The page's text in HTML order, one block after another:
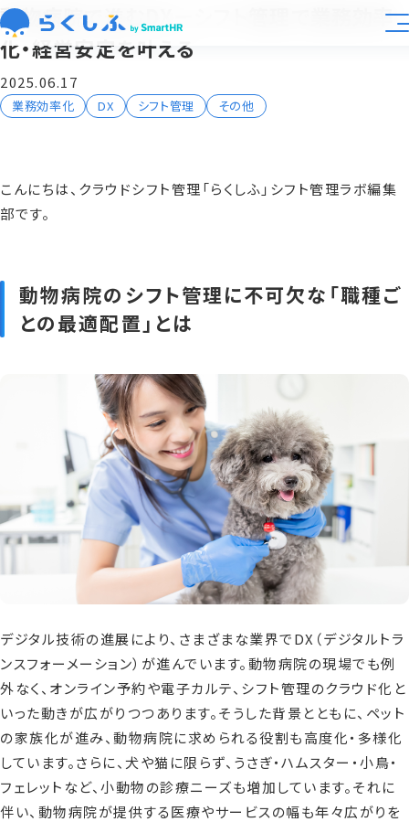
らくしふラボ お知らせ
業種別活用
大規模展開向け
機能
導入事例
資料ライブラリ
お問い合わせ
資料請求
動物病院で進むDXーシフト管理で業務効率
化・経営安定を叶える
2025.06.17
こんにちは、クラウドシフト管理「らくしふ」シフト管理ラボ編集
部です。
動物病院のシフト管理に不可欠な「職種ご
との最適配置」とは
デジタル技術の進展により、さまざまな業界でDX（デジタルトラ
ンスフォーメーション）が進んでいます。動物病院の現場でも例
外なく、オンライン予約や電子カルテ、シフト管理のクラウド化と
いった動きが広がりつつあります。そうした背景とともに、ペット
の家族化が進み、動物病院に求められる役割も高度化・多様化
しています。さらに、犬や猫に限らず、うさぎ・ハムスター・小鳥・
フェレットなど、小動物の診療ニーズも増加しています。それに
伴い、動物病院が提供する医療やサービスの幅も年々広がりを
業務効率化 DX シフト管理 その他